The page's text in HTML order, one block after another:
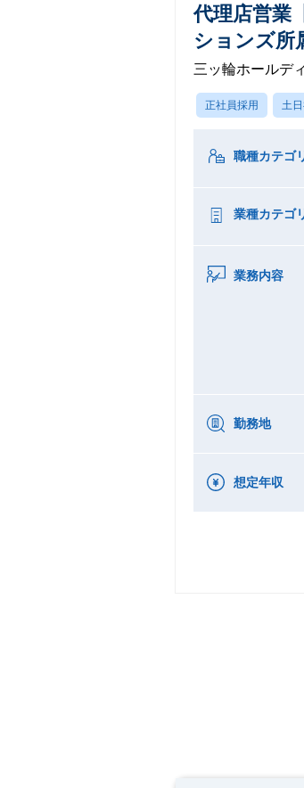
代理店営業
ションズ所
三ッ輪ホールデ
正社員採用 土
職種カテゴ
業種カテゴ
業務内容
勤務地
想定年収